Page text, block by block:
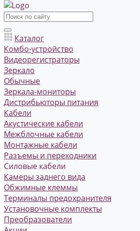
Каталог
Комбо-устройство
Видеорегистраторы
Зеркало
Обычные
Зеркала-мониторы
Дистрибьюторы питания
Кабели
Акустические кабели
Межблочные кабели
Монтажные кабели
Разъемы и переходники
Силовые кабели
Камеры заднего вида
Обжимные клеммы
Терминалы предохранителя
Установочные комплекты
Преобразователи